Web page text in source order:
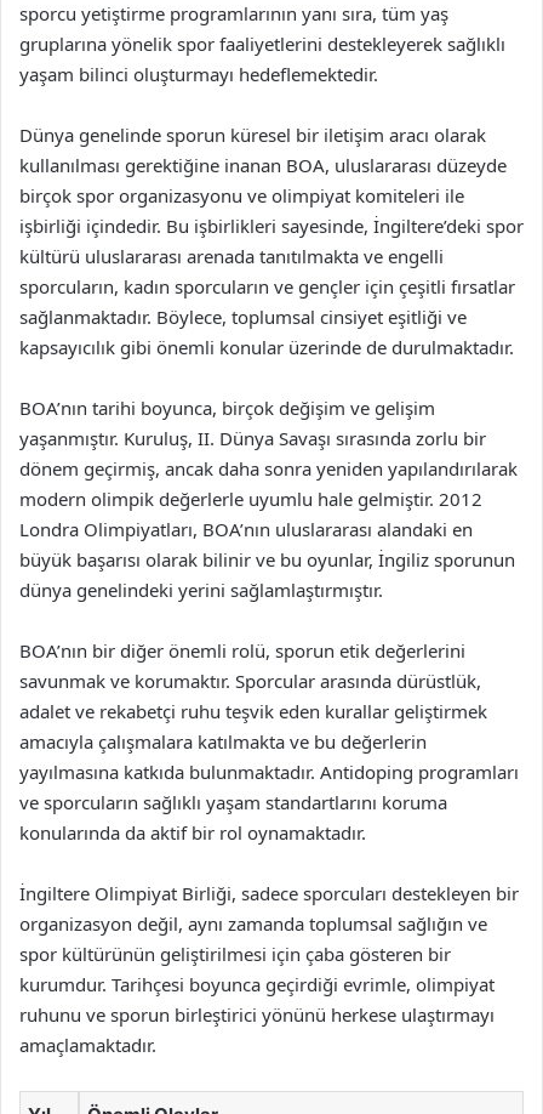
sporcu yetiştirme programlarının yanı sıra, tüm yaş
gruplarına yönelik spor faaliyetlerini destekleyerek sağlıklı
yaşam bilinci oluşturmayı hedeflemektedir.
Dünya genelinde sporun küresel bir iletişim aracı olarak
kullanılması gerektiğine inanan BOA, uluslararası düzeyde
birçok spor organizasyonu ve olimpiyat komiteleri ile
işbirliği içindedir. Bu işbirlikleri sayesinde, İngiltere’deki spor
kültürü uluslararası arenada tanıtılmakta ve engelli
sporcuların, kadın sporcuların ve gençler için çeşitli fırsatlar
sağlanmaktadır. Böylece, toplumsal cinsiyet eşitliği ve
kapsayıcılık gibi önemli konular üzerinde de durulmaktadır.
BOA’nın tarihi boyunca, birçok değişim ve gelişim
yaşanmıştır. Kuruluş, II. Dünya Savaşı sırasında zorlu bir
dönem geçirmiş, ancak daha sonra yeniden yapılandırılarak
modern olimpik değerlerle uyumlu hale gelmiştir. 2012
Londra Olimpiyatları, BOA’nın uluslararası alandaki en
büyük başarısı olarak bilinir ve bu oyunlar, İngiliz sporunun
dünya genelindeki yerini sağlamlaştırmıştır.
BOA’nın bir diğer önemli rolü, sporun etik değerlerini
savunmak ve korumaktır. Sporcular arasında dürüstlük,
adalet ve rekabetçi ruhu teşvik eden kurallar geliştirmek
amacıyla çalışmalara katılmakta ve bu değerlerin
yayılmasına katkıda bulunmaktadır. Antidoping programları
ve sporcuların sağlıklı yaşam standartlarını koruma
konularında da aktif bir rol oynamaktadır.
İngiltere Olimpiyat Birliği, sadece sporcuları destekleyen bir
organizasyon değil, aynı zamanda toplumsal sağlığın ve
spor kültürünün geliştirilmesi için çaba gösteren bir
kurumdur. Tarihçesi boyunca geçirdiği evrimle, olimpiyat
ruhunu ve sporun birleştirici yönünü herkese ulaştırmayı
amaçlamaktadır.